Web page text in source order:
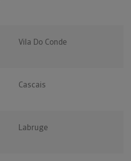
Vila Do Conde
Cascais
Labruge